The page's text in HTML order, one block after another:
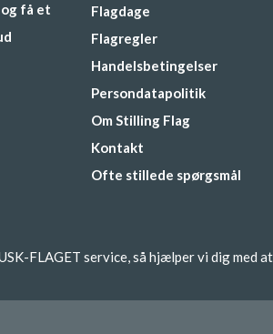
få et
Flagdage
Flagregler
Handelsbetingelser
Persondatapolitik
Om Stilling Flag
Kontakt
Ofte stillede spørgsmål
FLAGET service, så hjælper vi dig med at